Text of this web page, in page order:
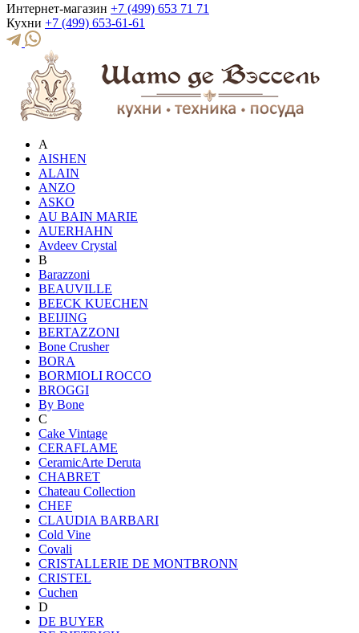
Интернет-магазин +7 (499) 653 71 71
Кухни +7 (499) 653-61-61
A
AISHEN
ALAIN
ANZO
ASKO
AU BAIN MARIE
AUERHAHN
Avdeev Crystal
B
Barazzoni
BEAUVILLE
BEECK KUECHEN
BEIJING
BERTAZZONI
Bone Crusher
BORA
BORMIOLI ROCCO
BROGGI
By Bone
C
Cake Vintage
CERAFLAME
CeramicArte Deruta
CHABRET
Chateau Collection
CHEF
CLAUDIA BARBARI
Cold Vine
Covali
CRISTALLERIE DE MONTBRONN
CRISTEL
Cuchen
D
DE BUYER